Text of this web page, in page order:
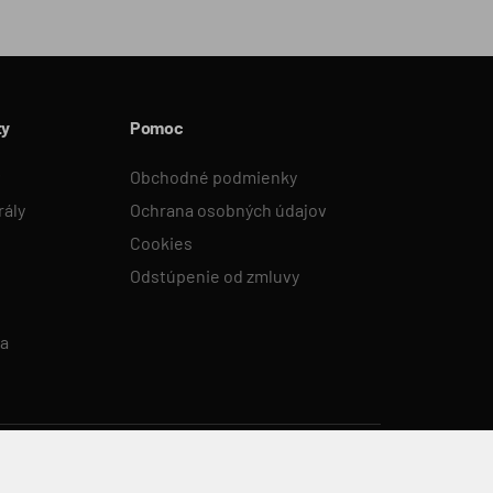
Pomoc
Obchodné podmienky
Ochrana osobných údajov
Cookies
Odstúpenie od zmluvy